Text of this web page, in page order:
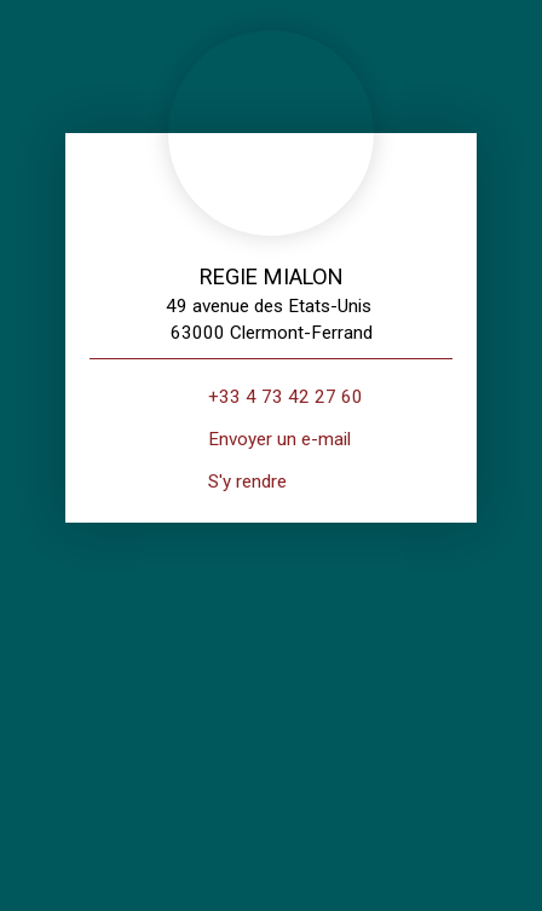
REGIE MIALON
49 avenue des Etats-Unis
63000 Clermont-Ferrand
+33 4 73 42 27 60
Envoyer un e-mail
S'y rendre